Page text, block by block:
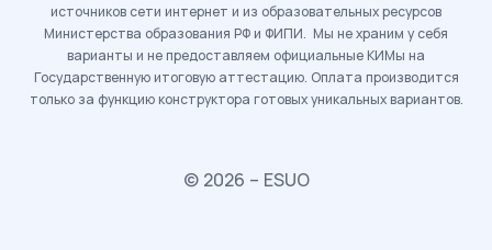
источников сети интернет и из образовательных ресурсов
Министерства образования РФ и ФИПИ. Мы не храним у себя
варианты и не предоставляем официальные КИМы на
Государственную итоговую аттестацию. Оплата производится
только за функцию конструктора готовых уникальных вариантов.
© 2026 – ESUO